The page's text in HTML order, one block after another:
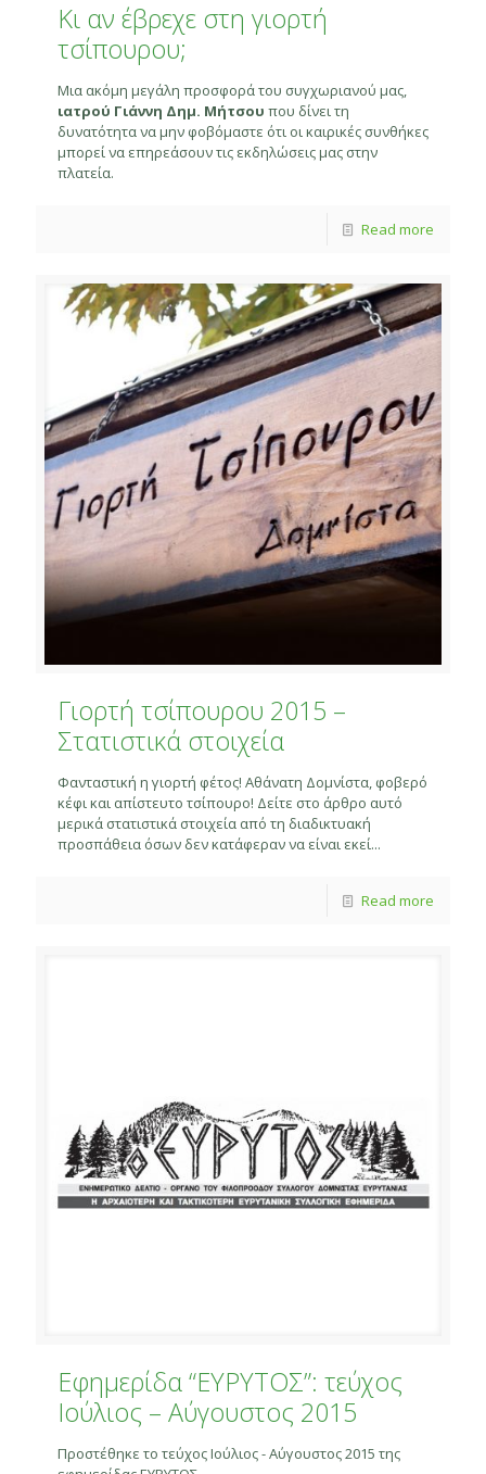
Κι αν έβρεχε στη γιορτή
τσίπουρου;
Μια ακόμη μεγάλη προσφορά του συγχωριανού μας,
ιατρού Γιάννη Δημ. Μήτσου που δίνει τη
δυνατότητα να μην φοβόμαστε ότι οι καιρικές συνθήκες
μπορεί να επηρεάσουν τις εκδηλώσεις μας στην
πλατεία.
Read more
Γιορτή τσίπουρου 2015 –
Στατιστικά στοιχεία
Φανταστική η γιορτή φέτος! Αθάνατη Δομνίστα, φοβερό
κέφι και απίστευτο τσίπουρο! Δείτε στο άρθρο αυτό
μερικά στατιστικά στοιχεία από τη διαδικτυακή
προσπάθεια όσων δεν κατάφεραν να είναι εκεί...
Read more
Εφημερίδα “ΕΥΡΥΤΟΣ”: τεύχος
Ιούλιος – Αύγουστος 2015
Προστέθηκε το τεύχος Ιούλιος - Αύγουστος 2015 της